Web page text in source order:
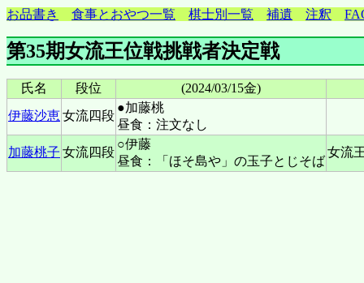
お品書き 食事とおやつ一覧 棋士別一覧 補遺 注釈
第35期女流王位戦挑戦者決定戦
氏名 段位
(2024/03/15金)
伊藤沙恵女流四段
●加藤桃
昼食：注文なし
加藤桃子 女流四段
○伊藤
昼食：「ほそ島や」の玉子とじそば
女流